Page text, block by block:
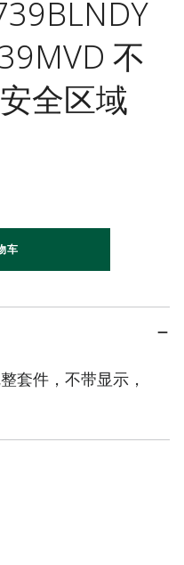
不
全区域
车
套件，不带显示，